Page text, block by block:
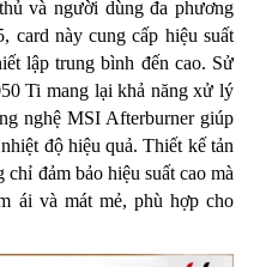
và người dùng đa phương
này cung cấp hiệu suất
lập trung bình đến cao. Sử
Ti mang lại khả năng xử lý
nghệ MSI Afterburner giúp
độ hiệu quả. Thiết kế tản
đảm bảo hiệu suất cao mà
ái và mát mẻ, phù hợp cho